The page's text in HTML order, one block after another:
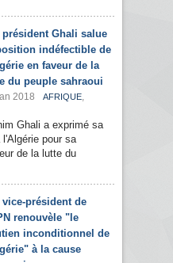
président Ghali salue
indéfectible de
en faveur de la
du peuple sahraoui
2018 AFRIQUE,
Ghali a exprimé sa
pour sa
de la lutte du
vice-président de
renouvèle "le
inconditionnel de
à la cause